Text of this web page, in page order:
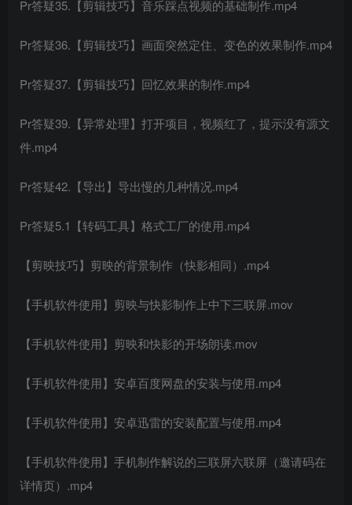
Pr答疑35.【剪辑技巧】音乐踩点视频的基础制作.mp4
Pr答疑36.【剪辑技巧】画面突然定住、变色的效果制作.mp4
Pr答疑37.【剪辑技巧】回忆效果的制作.mp4
Pr答疑39.【异常处理】打开项目，视频红了，提示没有源文
件.mp4
Pr答疑42.【导出】导出慢的几种情况.mp4
Pr答疑5.1【转码工具】格式工厂的使用.mp4
【剪映技巧】剪映的背景制作（快影相同）.mp4
【手机软件使用】剪映与快影制作上中下三联屏.mov
【手机软件使用】剪映和快影的开场朗读.mov
【手机软件使用】安卓百度网盘的安装与使用.mp4
【手机软件使用】安卓迅雷的安装配置与使用.mp4
【手机软件使用】手机制作解说的三联屏六联屏（邀请码在
详情页）.mp4